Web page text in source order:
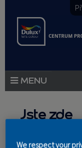
Jste zde
Domů Partneri
We respect your